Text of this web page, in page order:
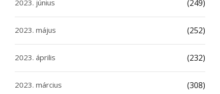
2023. június (249)
2023. május (252)
2023. április (232)
2023. március (308)